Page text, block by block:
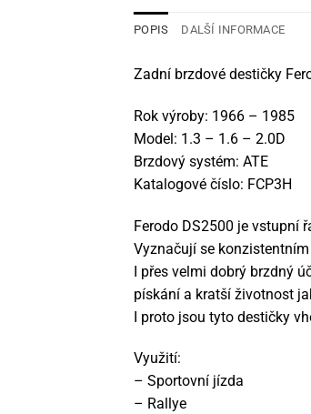
POPIS DALŠÍ INFORMACE
Zadní brzdové destičky
Rok výroby: 1966 – 1985
Model: 1.3 – 1.6 – 2.0D
Brzdový systém: ATE
Katalogové číslo: FCP3H
Ferodo DS2500 je vstupní
Vyznačují se
I přes velmi dobrý brzdný
pískání a kratší životnost
I proto jsou tyto destičky
Využití:
– Sportovní jízda
– Rallye